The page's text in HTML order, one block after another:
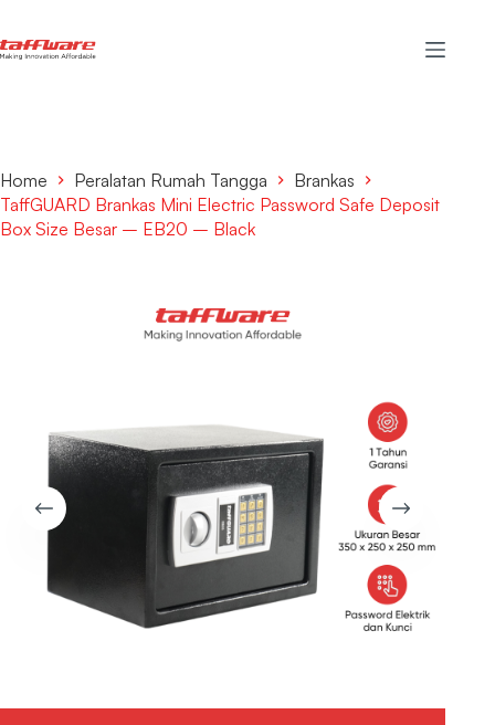
Home Peralatan Rumah Tangga
Brankas
TaffGUARD Brankas Mini Electric Password Safe Deposit
Box Size Besar – EB20 – Black